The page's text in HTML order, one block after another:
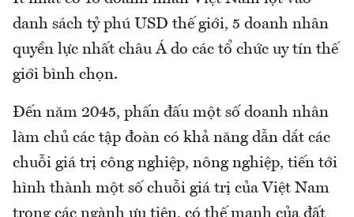
danh sách tỷ phú USD thế giới, 5 doanh nhân
quyền lực nhất châu Á do các tổ chức uy tín thế
giới bình chọn.
Đến năm 2045, phấn đấu một số doanh nhân
làm chủ các tập đoàn có khả năng dẫn dắt các
chuỗi giá trị công nghiệp, nông nghiệp, tiến tới
hình thành một số chuỗi giá trị của Việt Nam